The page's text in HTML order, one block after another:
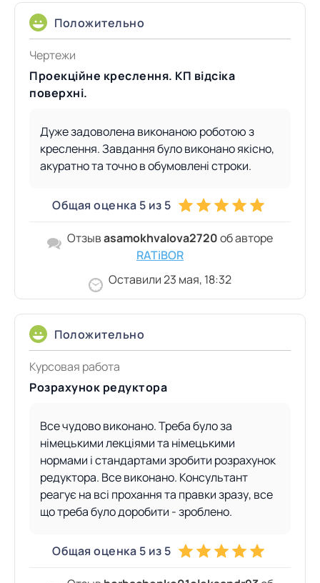
Положительно
Общая оценка 5 из 5
Чертежи
Проекційне креслення. КП відсіка
поверхні.
Дуже задоволена виконаною роботою з
креслення. Завдання було виконано якісно,
акуратно та точно в обумовлені строки.
Отзывasamokhvalova2720об авторе
RATiBOR
Оставили 23 мая, 18:32
Положительно
Общая оценка 5 из 5
Курсовая работа
Розрахунок редуктора
Все чудово виконано. Треба було за
німецькими лекціями та німецькими
нормами і стандартами зробити розрахунок
редуктора. Все виконано. Консультант
реагує на всі прохання та правки зразу, все
що треба було доробити - зроблено.